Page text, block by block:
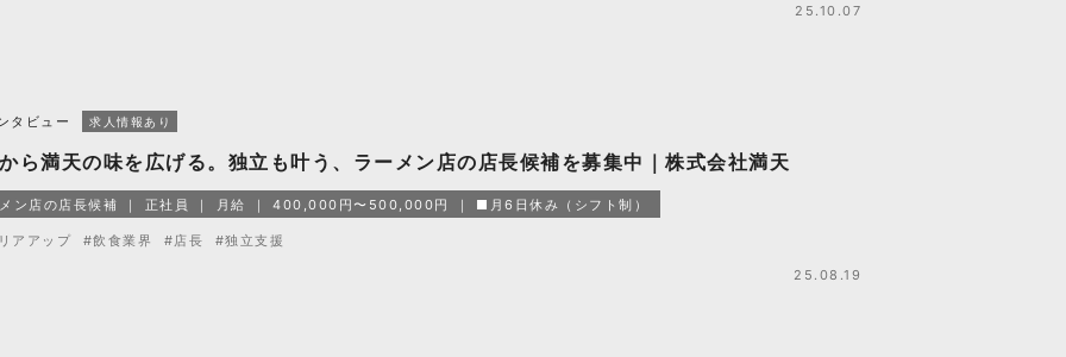
25.10.07
タビュー 求人情報あり
ら満天の味を広げる。独立も叶う、ラーメン店の店長候補を募集中｜株式会社満天
ン店の店長候補 正社員 月給 400,000円〜500,000円 ■月6日休み（シフト制）
アアップ #飲食業界 #店長 #独立支援
25.08.19